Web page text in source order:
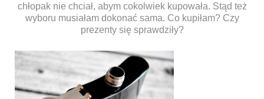
chłopak nie chciał, abym cokolwiek kupowała. Stąd też
wyboru musiałam dokonać sama. Co kupiłam? Czy
prezenty się sprawdziły?